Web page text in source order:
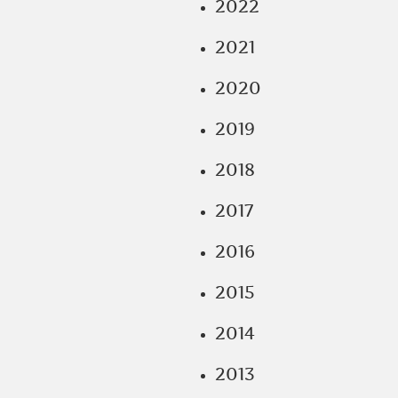
2022
2021
2020
2019
2018
2017
2016
2015
2014
2013